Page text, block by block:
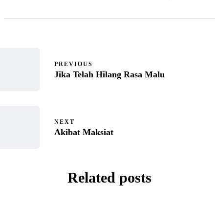
PREVIOUS
Jika Telah Hilang Rasa Malu
NEXT
Akibat Maksiat
Related posts